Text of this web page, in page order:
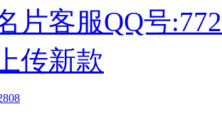
片客服QQ号
传新款